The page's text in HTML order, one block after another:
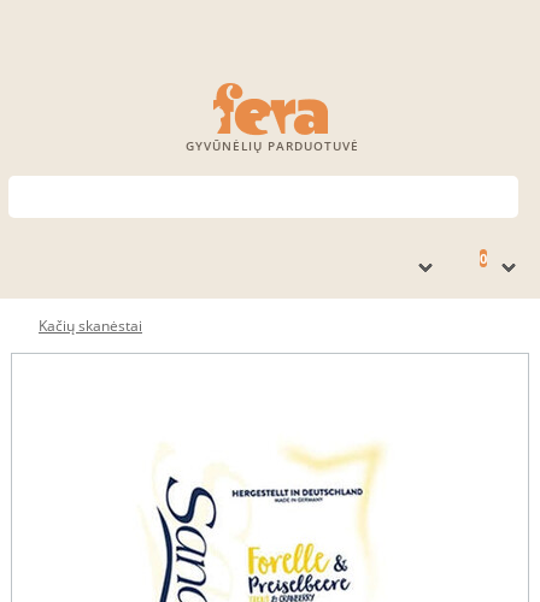
GYVŪNĖLIŲ PARDUOTUVĖ
0
Kačių skanėstai